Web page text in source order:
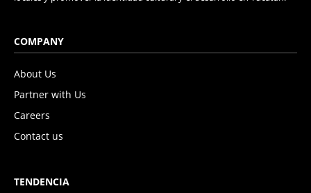
COMPANY
About Us
Partner with Us
Careers
Contact us
TENDENCIA